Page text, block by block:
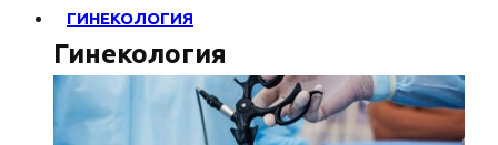
ГИНЕКОЛОГИЯ
Гинекология